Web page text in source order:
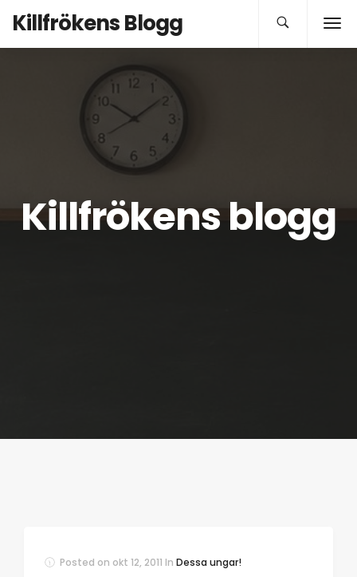
Killfrökens Blogg
Posted on okt 12, 2011 In Dessa ungar!